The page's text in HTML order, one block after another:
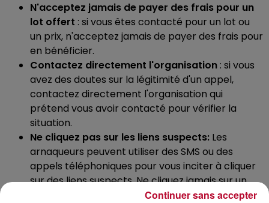
N'acceptez jamais de payer des frais pour un
lot offert : si vous êtes contacté pour un lot ou
un prix, n'acceptez jamais de payer des frais pour
en bénéficier.
Contactez directement l'organisation : si vous
avez des doutes sur la légitimité d'un appel,
contactez directement l'organisation qui
prétend vous avoir contacté pour vérifier la
situation.
Ne cliquez pas sur les liens suspects: Les
arnaqueurs peuvent utiliser des SMS ou des
appels téléphoniques pour vous inciter à cliquer
sur des liens suspects. Ne cliquez jamais sur un
lien dans un SMS ou un e-mail que vous ne
Continuer sans accepter